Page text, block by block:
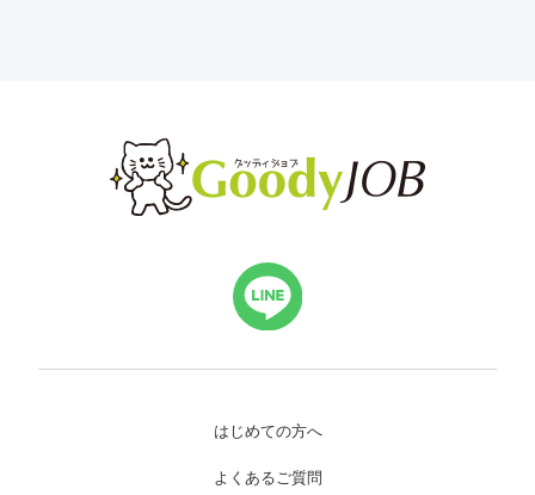
はじめての方へ
よくあるご質問